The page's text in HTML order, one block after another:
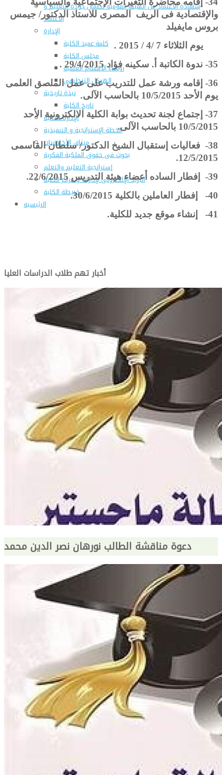
شهادة الاعتماد من الهيئة القومية لضمان جودة التعليم و
الاعتماد
الإدارة
كلمة عميد الكلية
مجلس الكلية
رؤساء الأقسام العلمية
الهيكل التنظيمى
نبذة تاريخية
تاريخ الكلية
الإدارة الحالية
الخطة الإستراتجية و التنفيذية
ميثاق الأخلاقيات
بحوث فى حقوق الملكية الفكرية
إستراتجية التعليم والتعلم
البريد الإلكترونى لإدارات و مراكز الكلية
خريطة الكلية
الرئيسيه
والإقتصادية فى الريف المصرى للاستاذ الدكتور/ جيمس
بروس مايفيلد
يوم الثلاثاء 7 /4 / 2015 .
35- ندوة الكاتبة أ. سكينه فؤاد 29/4/2015 .
36- إ
قامه ورشة عمل للتدريب على عمل الملصق العلمى
يوم الأحد 10/5/2015 بالحاسب الآلى.
37- إ
جتماع لجنة تحديث بوابة الكلية الالكترونية الأحد
10/5/2015 بالحاسب الآلى.
38-
فعاليات إستقبال الشيخ الدكتور/ سلطان القاسمى
12/5/2015.
39- إ
فطار الساده أعضاء هيئة التدريس 22/6/2015.
40- إ
فطار العاملين بالكلية 30/6/2015.
41-
إنشاء موقع جديد للكلية.
أخبار تهم طلاب الدراسات العليا
دعوة مناقشة الطالب نورهان نصر الدين محمد